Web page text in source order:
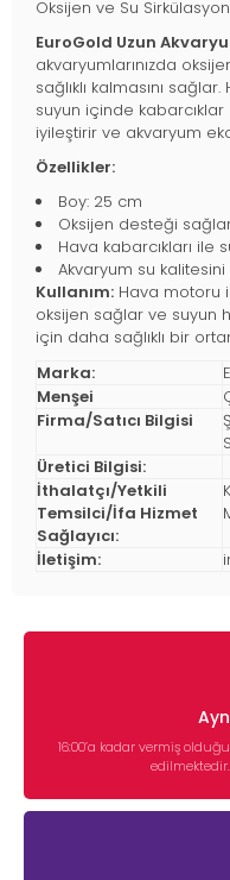
Oksijen ve Su
EuroGold Uzun
akvaryumlarınızda
sağlıklı kalmasını
suyun içinde
iyileştirir ve akvaryum
Özellikler:
Boy: 25 cm
Oksijen desteği
Hava kabarcıkları ile
Akvaryum su kalitesini
Kullanım: Hava motoru
oksijen sağlar ve suyun
için daha sağlıklı bir
Marka:
Menşei
Firma/Satıcı Bilgisi
Üretici Bilgisi:
İthalatçı/Yetkili
Temsilci/İfa Hizmet
Sağlayıcı:
İletişim:
16:00’a kadar vermiş